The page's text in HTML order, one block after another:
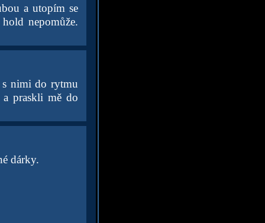
a utopím se
nepomůže.
s nimi do rytmu
praskli mě do
dárky.